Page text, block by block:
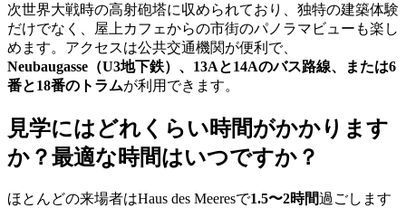
次世界大戦時の高射砲塔に収められており、独特の建築体験
だけでなく、屋上カフェからの市街のパノラマビューも楽し
めます。アクセスは公共交通機関が便利で、
Neubaugasse（U3地下鉄）、13Aと14Aのバス路線、または6
番と18番のトラムが利用できます。
見学にはどれくらい時間がかかります
か？最適な時間はいつですか？
ほとんどの来場者はHaus des Meeresで1.5〜2時間過ごします